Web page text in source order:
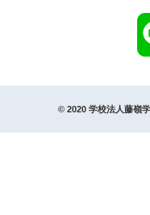
© 2020 学校法人藤嶺